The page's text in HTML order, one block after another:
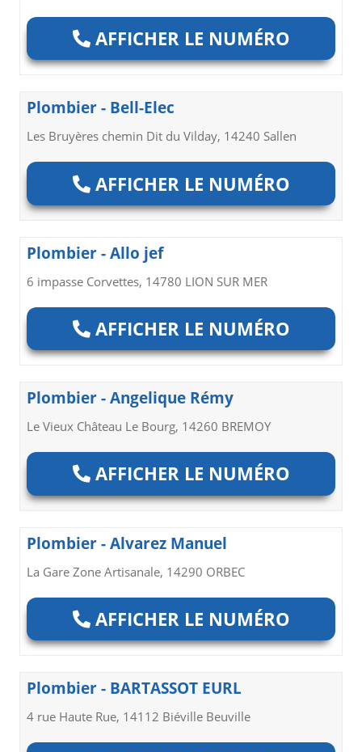
AFFICHER LE NUMÉRO
Plombier - Bell-Elec
Les Bruyères chemin Dit du Vilday, 14240 Sallen
AFFICHER LE NUMÉRO
Plombier - Allo jef
6 impasse Corvettes, 14780 LION SUR MER
AFFICHER LE NUMÉRO
Plombier - Angelique Rémy
Le Vieux Château Le Bourg, 14260 BREMOY
AFFICHER LE NUMÉRO
Plombier - Alvarez Manuel
La Gare Zone Artisanale, 14290 ORBEC
AFFICHER LE NUMÉRO
Plombier - BARTASSOT EURL
4 rue Haute Rue, 14112 Biéville Beuville